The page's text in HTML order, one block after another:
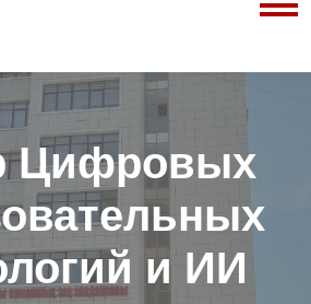
Цифровых
и ИИ